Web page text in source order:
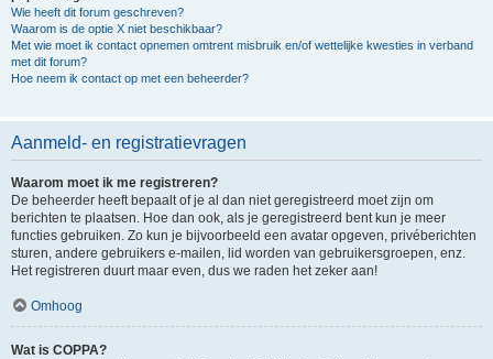
Wie heeft dit forum geschreven?
Waarom is de optie X niet beschikbaar?
Met wie moet ik contact opnemen omtrent misbruik en/of wettelijke kwesties in verband
met dit forum?
Hoe neem ik contact op met een beheerder?
Aanmeld- en registratievragen
Waarom moet ik me registreren?
De beheerder heeft bepaalt of je al dan niet geregistreerd moet zijn om
berichten te plaatsen. Hoe dan ook, als je geregistreerd bent kun je meer
functies gebruiken. Zo kun je bijvoorbeeld een avatar opgeven, privéberichten
sturen, andere gebruikers e-mailen, lid worden van gebruikersgroepen, enz.
Het registreren duurt maar even, dus we raden het zeker aan!
Omhoog
Wat is COPPA?